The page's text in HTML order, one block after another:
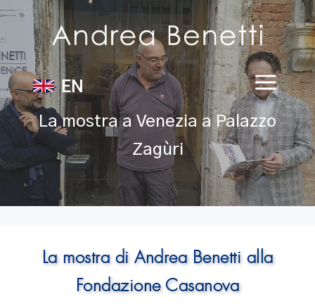
EN
La mostra a Venezia a Palazzo
Zagùri
La mostra di Andrea Benetti alla
Fondazione Casanova